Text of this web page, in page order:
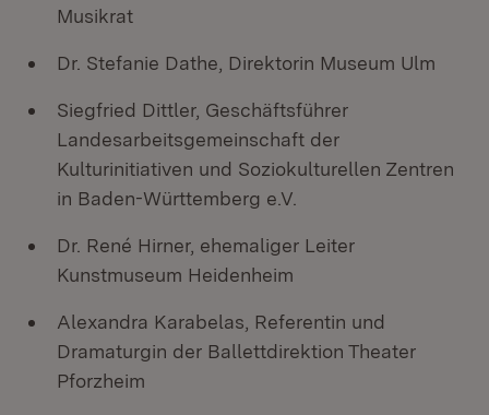
Musikrat
Dr. Stefanie Dathe, Direktorin Museum Ulm
Siegfried Dittler, Geschäftsführer
Landesarbeitsgemeinschaft der
Kulturinitiativen und Soziokulturellen Zentren
in Baden-Württemberg e.V.
Dr. René Hirner, ehemaliger Leiter
Kunstmuseum Heidenheim
Alexandra Karabelas, Referentin und
Dramaturgin der Ballettdirektion Theater
Pforzheim